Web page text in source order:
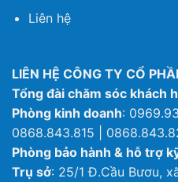
Liên hệ
LIÊN HỆ CÔNG TY CỔ
Tổng đài chăm sóc khách
Phòng kinh doanh:
0868.843.815 |
Phòng bảo hành & hỗ trợ
Trụ sở: 25/1 Đ.Cầu Bươu,